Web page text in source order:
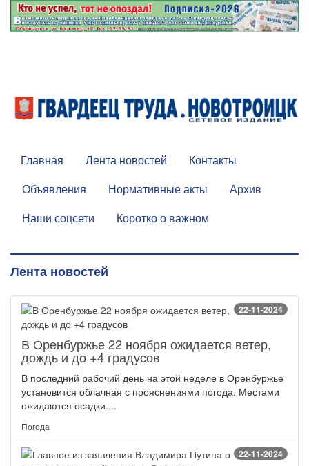
Главная Лента новостей
Контакты
Объявления
Нормативные акты
Архив
Наши соцсети
Коротко о важном
Лента новостей
22-11-2024
В Оренбуржье 22 ноября ожидается ветер,
дождь и до +4 градусов
В последний рабочий день на этой неделе в Оренбуржье
установится облачная с прояснениями погода. Местами
ожидаются осадки....
Погода
22-11-2024